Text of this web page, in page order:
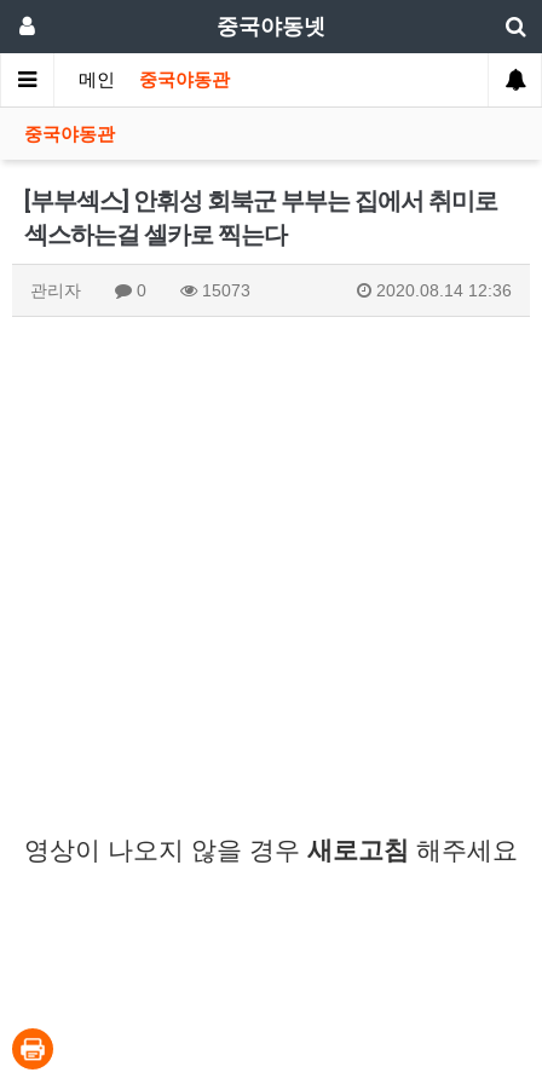
중국야동넷
메인 중국야동관
중국야동관
[부부섹스] 안휘성 회북군 부부는 집에서 취미로
섹스하는걸 셀카로 찍는다
관리자 0 15073 2020.08.14 12:36
영상이 나오지 않을 경우 새로고침 해주세요